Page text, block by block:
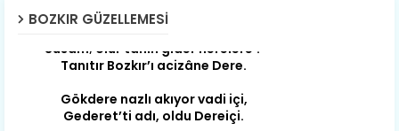
BOZKIR GÜZELLEMESI
Susam; olur tahin gider nerelere ?
Gökdere nazlı akıyor vadi içi,
Gökdere kıyıları yapılmış bağlar, Mert